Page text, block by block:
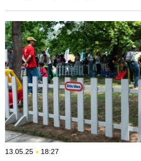
13.05.25 18:27